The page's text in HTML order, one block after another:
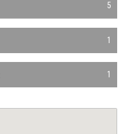
5
1
1